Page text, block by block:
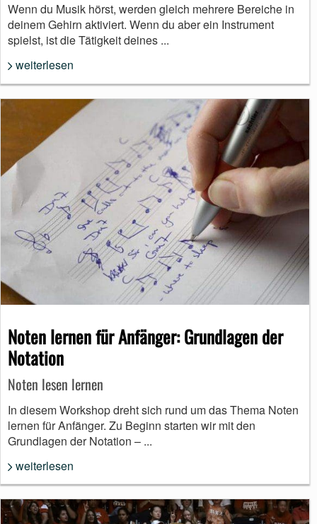
Wenn du Musik hörst, werden gleich mehrere Bereiche in
deinem Gehirn aktiviert. Wenn du aber ein Instrument
spielst, ist die Tätigkeit deines ...
weiterlesen
Noten lernen für Anfänger: Grundlagen der
Notation
Noten lesen lernen
In diesem Workshop dreht sich rund um das Thema Noten
lernen für Anfänger. Zu Beginn starten wir mit den
Grundlagen der Notation – ...
weiterlesen